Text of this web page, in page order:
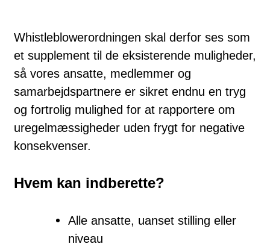
Whistleblowerordningen skal derfor ses som
et supplement til de eksisterende muligheder,
så vores ansatte, medlemmer og
samarbejdspartnere er sikret endnu en tryg
og fortrolig mulighed for at rapportere om
uregelmæssigheder uden frygt for negative
konsekvenser.
Hvem kan indberette?
Alle ansatte, uanset stilling eller
niveau